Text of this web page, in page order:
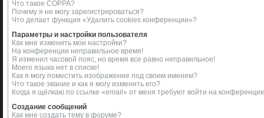
Что такое COPPA?
Почему я не могу зарегистрироваться?
Что делает функция «Удалить cookies конференции»?
Параметры и настройки пользователя
Как мне изменить мои настройки?
На конференции неправильное время!
Я изменил часовой пояс, но время все равно неправильное!
Моего языка нет в списке!
Как я могу поместить изображение под своим именем?
Что такое звание и как я могу изменить его?
Когда я щёлкаю по ссылке «email» от меня требуют войти на
Создание сообщений
Как мне создать тему в форуме?